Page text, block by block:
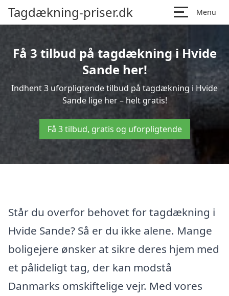
Tagdækning-priser.dk Menu
Få 3 tilbud på tagdækning i Hvide
Sande her!
Indhent 3 uforpligtende tilbud på tagdækning i Hvide
Sande lige her – helt gratis!
Få 3 tilbud, gratis og uforpligtende
Står du overfor behovet for tagdækning i
Hvide Sande? Så er du ikke alene. Mange
boligejere ønsker at sikre deres hjem med
et pålideligt tag, der kan modstå
Danmarks omskiftelige vejr. Med vores